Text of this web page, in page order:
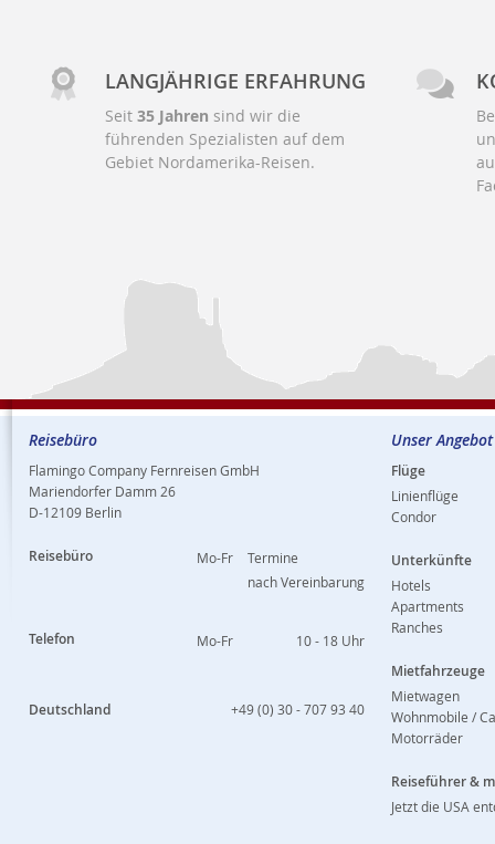
LANGJÄHRIGE ERFAHRUNG
Seit 35 Jahren sind wir die
führenden Spezialisten auf dem
Gebiet Nordamerika-Reisen.
Reisebüro
Flamingo Company Fernreisen GmbH
Mariendorfer Damm 26
D-12109 Berlin
Reisebüro Mo-Fr
Termine
nach Vereinbarung
Telefon Mo-Fr 10 - 18 Uhr
Deutschland +49 (0) 30 - 707 93 40
Unser Angebot
Flüge
Linienflüge
Condor
Unterkünfte
Hotels
Apartments
Ranches
Mietfahrzeuge
Mietwagen
Wohnmobile /
Motorräder
Reiseführer &
Jetzt die USA